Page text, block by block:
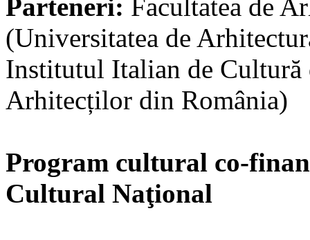
Parteneri: Facultatea de
(Universitatea de
Institutul Italian de
Arhitecților din România)
Program cultural co-
Cultural Naţional